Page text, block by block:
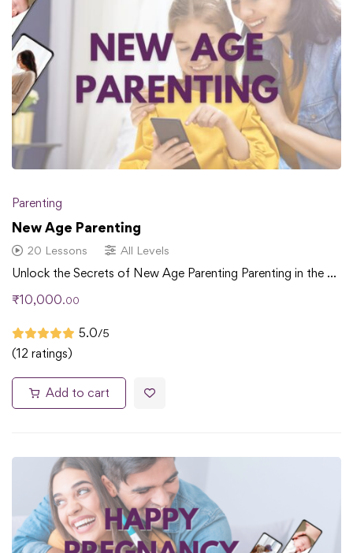
Parenting
New Age Parenting
20 Lessons All Levels
Unlock the Secrets of New Age Parenting Parenting in the …
₹10,000.00
5.0/5
(12 ratings)
Add to cart